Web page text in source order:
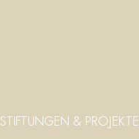
STIFTUNGEN & PROJEKTE